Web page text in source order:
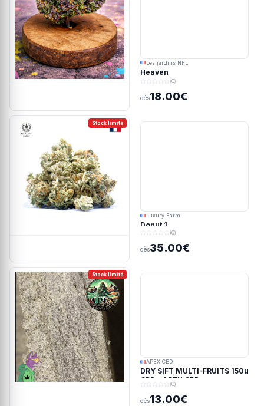
Les jardins NFL
Heaven
(0)
dès18.00€
Stock limité
Luxury Farm
Donut 1
(0)
dès35.00€
Stock limité
APEX CBD
DRY SIFT MULTI-FRUITS 150u
CBD - APEX CBD
(0)
dès13.00€